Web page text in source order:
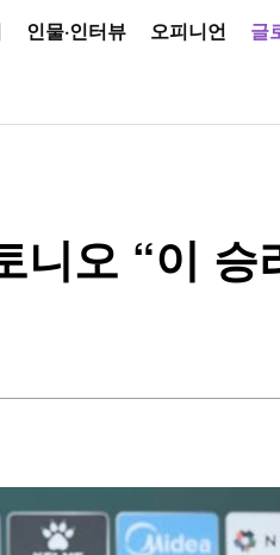
인물·인터뷰 오피니언 글
오 “이 승